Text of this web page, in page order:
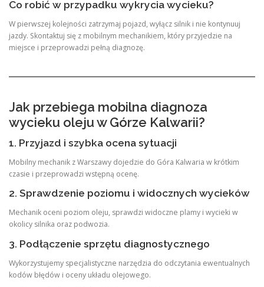
Co robić w przypadku wykrycia wycieku?
W pierwszej kolejności zatrzymaj pojazd, wyłącz silnik i nie kontynuuj
jazdy. Skontaktuj się z mobilnym mechanikiem, który przyjedzie na
miejsce i przeprowadzi pełną diagnozę.
Jak przebiega mobilna diagnoza
wycieku oleju w Górze Kalwarii?
1. Przyjazd i szybka ocena sytuacji
Mobilny mechanik z Warszawy dojedzie do Góra Kalwaria w krótkim
czasie i przeprowadzi wstępną ocenę.
2. Sprawdzenie poziomu i widocznych wycieków
Mechanik oceni poziom oleju, sprawdzi widoczne plamy i wycieki w
okolicy silnika oraz podwozia.
3. Podłączenie sprzętu diagnostycznego
Wykorzystujemy specjalistyczne narzędzia do odczytania ewentualnych
kodów błędów i oceny układu olejowego.